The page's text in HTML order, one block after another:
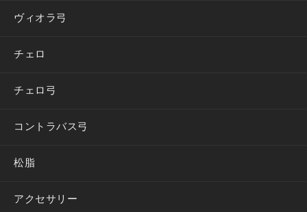
ヴィオラ弓
チェロ
チェロ弓
コントラバス弓
松脂
アクセサリー